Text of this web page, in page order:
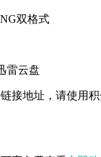
双格式
雷云盘
接地址，请使用